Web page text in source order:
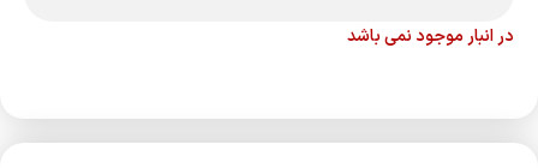
در انبار موجود نمی باشد